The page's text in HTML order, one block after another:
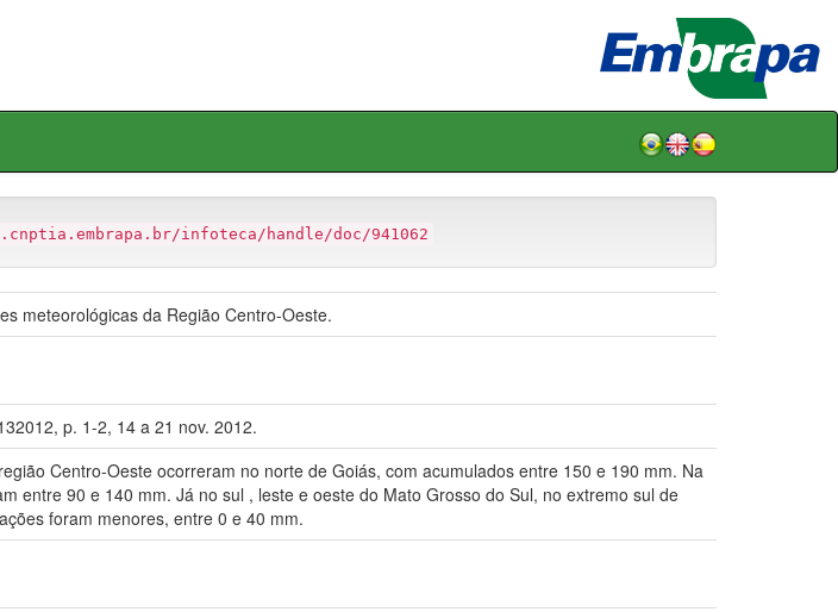
infoteca/handle/doc/941062
meteorológicas da Região Centro-Oeste.
p. 1-2, 14 a 21 nov. 2012.
Centro-Oeste ocorreram no norte de Goiás, com acumulados entre 150 e 190 mm. Na
entre 90 e 140 mm. Já no sul , leste e oeste do Mato Grosso do Sul, no extremo sul de
foram menores, entre 0 e 40 mm.